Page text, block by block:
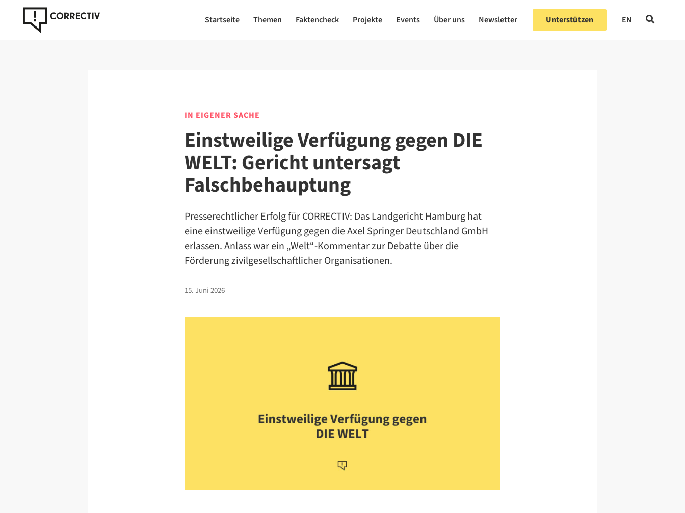
Startseite Themen Faktencheck Projekte Events Über uns Newsletter Unterstützen EN
IN EIGENER SACHE
Einstweilige Verfügung gegen DIE
WELT: Gericht untersagt
Falschbehauptung
Presserechtlicher Erfolg für CORRECTIV: Das Landgericht Hamburg hat
eine einstweilige Verfügung gegen die Axel Springer Deutschland GmbH
erlassen. Anlass war ein „Welt“-Kommentar zur Debatte über die
Förderung zivilgesellschaftlicher Organisationen.
15. Juni 2026